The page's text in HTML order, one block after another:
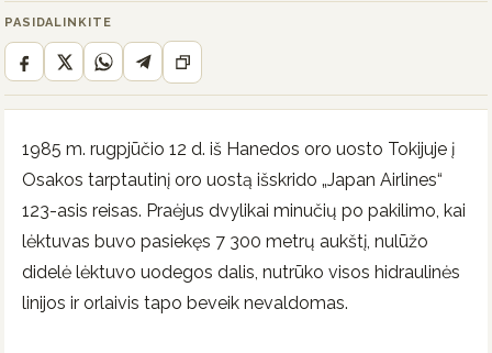
PASIDALINKITE
1985 m. rugpjūčio 12 d. iš Hanedos oro uosto Tokijuje į
Osakos tarptautinį oro uostą išskrido „Japan Airlines“
123-asis reisas. Praėjus dvylikai minučių po pakilimo, kai
lėktuvas buvo pasiekęs 7 300 metrų aukštį, nulūžo
didelė lėktuvo uodegos dalis, nutrūko visos hidraulinės
linijos ir orlaivis tapo beveik nevaldomas.